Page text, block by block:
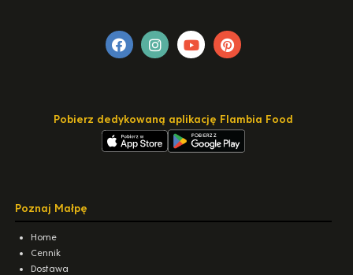
Pobierz dedykowaną aplikację Flambia Food
Poznaj Małpę
Home
Cennik
Dostawa